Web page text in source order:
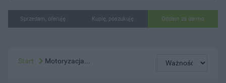
Sprzedam, oferuję Kupię, poszukuję Oddam za darmo
Start Motoryzacja...